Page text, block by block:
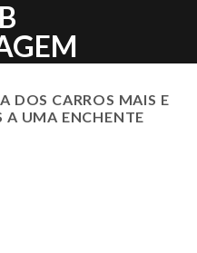
DOS CARROS MAIS E
A UMA ENCHENTE